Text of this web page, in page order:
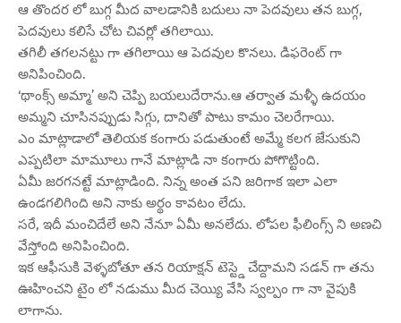
ఆ తొందర లో బుగ్గ మీద వాలడానికి బదులు నా పెదవులు తన బుగ్గ,
పెదవులు కలిసే చోట చివర్లో తగిలాయి.
తగిలీ తగలనట్టు గా తగిలాయి ఆ పెదవుల కొనలు. డిఫరెంట్ గా
అనిపించింది.
‘థాంక్స్ అమ్మా’ అని చెప్పి బయలుదేరాను.ఆ తర్వాత మళ్ళీ ఉదయం
అమ్మని చూసినప్పుడు సిగ్గు, దానితో పాటు కామం చెలరేగాయి.
ఎం మాట్లాడాలో తెలియక కంగారు పడుతుంటే అమ్మే కలగ జేసుకుని
ఎప్పటిలా మామూలు గానే మాట్లాడి నా కంగారు పోగొట్టింది.
ఏమీ జరగనట్టే మాట్లాడింది. నిన్న అంత పని జరిగాక ఇలా ఎలా
ఉండగలిగింది అని నాకు అర్థం కావటం లేదు.
సరే, ఇదీ మంచిదేలే అని నేనూ ఏమీ అనలేదు. లోపల ఫీలింగ్స్ ని అణచి
వేస్తోంది అనిపించింది.
ఇక ఆఫీసుకి వెళ్ళబోతూ తన రియాక్షన్ టెస్ట్డె చేద్దామని సడన్ గా తను
ఊహించని టైం లో నడుము మీద చెయ్యి వేసి స్వల్పం గా నా వైపుకి
లాగాను.